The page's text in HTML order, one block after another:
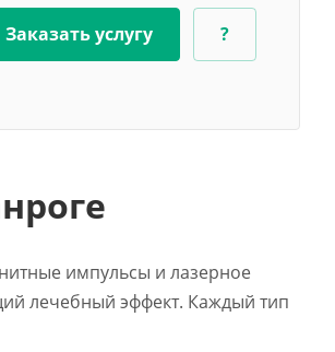
Заказать услугу ?
импульсы и лазерное
лечебный эффект. Каждый тип